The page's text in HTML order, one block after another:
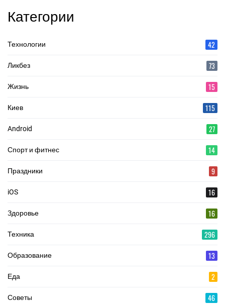
Категории
Технологии 42
Ликбез 73
Жизнь 15
Киев 115
Android 27
Спорт и фитнес 14
Праздники 9
iOS 16
Здоровье 16
Техника 296
Образование 13
Еда 2
Советы 46